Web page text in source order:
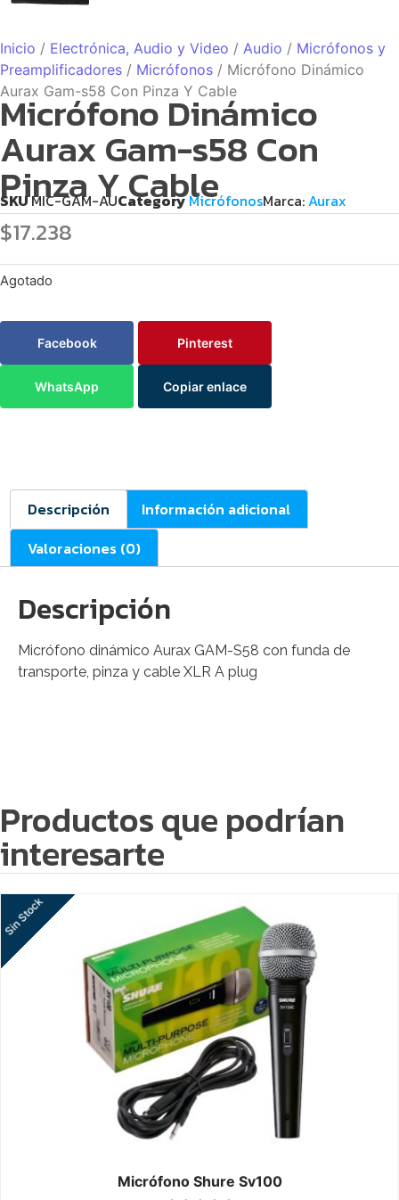
Inicio / Electrónica, Audio y Video / Audio / Micrófonos y
Preamplificadores / Micrófonos / Micrófono Dinámico
Aurax Gam-s58 Con Pinza Y Cable
Micrófono Dinámico
Aurax Gam-s58 Con
Pinza Y Cable
SKUMIC-GAM-AUCategory MicrófonosMarca:Aurax
$17.238
Agotado
Facebook Pinterest
WhatsApp Copiar enlace
Descripción
Información adicional
Valoraciones (0)
Descripción
Micrófono dinámico Aurax GAM-S58 con funda de
transporte, pinza y cable XLR A plug
Productos que podrían
interesarte
Micrófono Shure Sv100
Sin Stock